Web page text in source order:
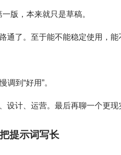
版，本来就只是草稿。
通了。至于能不能稳定使用，能
调到“好用”。
设计、运营。最后再聊一个更现
提示词写长